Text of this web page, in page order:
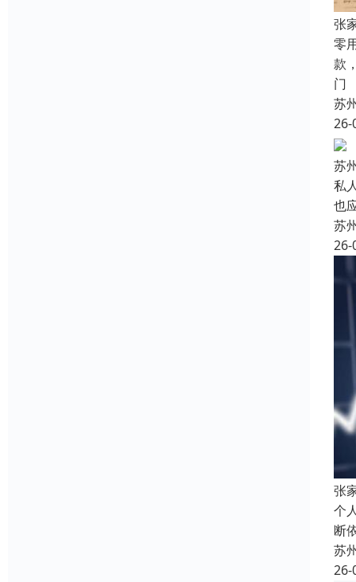
张
零
款
门
苏
26-
苏
私
也
苏
26-
张
个
断
苏
26-